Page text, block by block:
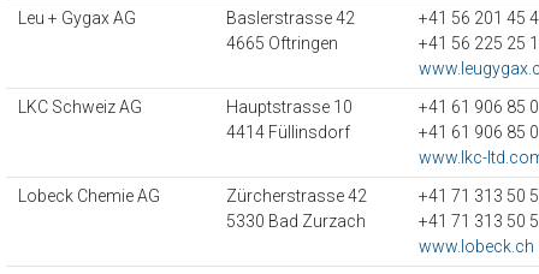
Leu + Gygax AG
Baslerstrasse 42
4665 Oftringen
+41 56 201 45
+41 56 225 25
LKC Schweiz AG
Hauptstrasse 10
4414 Füllinsdorf
+41 61 906 85
+41 61 906 85
www.lkc-
Lobeck Chemie AG
Zürcherstrasse 42
5330 Bad Zurzach
+41 71 313 50
+41 71 313 50
www.lobeck.ch